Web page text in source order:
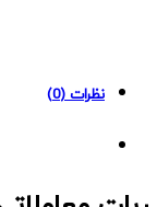
نظرات (0)